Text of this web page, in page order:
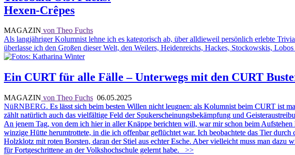
Hexen-Crêpes
MAGAZIN von Theo Fuchs
Als langjähriger Kolumnist lehne ich es kategorisch ab, über alldieweil persönlich erlebte
überlasse ich den Großen dieser Welt, den Weilers, Heidenreichs, Hackes, Stockowskis,
Ein CURT für alle Fälle – Unterwegs mit den CURT
MAGAZIN von Theo Fuchs 06.05.2025
NüRNBERG. Es lässt sich beim besten Willen nicht leugnen: als Kolumnist beim CURT ist
zählt natürlich auch das vielfältige Feld der Spukerscheinungsbekämpfung und
An jenem Tag, von dem ich hier in aller Knäppe berichten will, war mirschon beim
winzige Hütte herumtrottete, in die ich offenbar geflüchtet war. Ich beobachtete das Tier
Holzklotz mit roten Borsten, daran der Stiel aus echter Esche. Aber vielleicht muss man dazu
für Fortgeschrittene an der Volkshochschule gelernt habe.
>>